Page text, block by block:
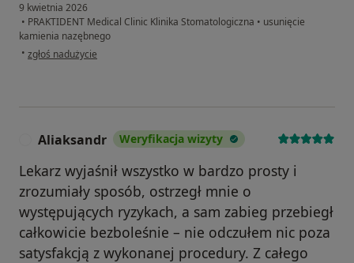
9 kwietnia 2026
• PRAKTIDENT Medical Clinic Klinika Stomatologiczna • usunięcie
kamienia nazębnego
• w opinii użytkownika Kamil
zgłoś nadużycie
Aliaksandr Weryfikacja wizyty
Lekarz wyjaśnił wszystko w bardzo prosty i
zrozumiały sposób, ostrzegł mnie o
występujących ryzykach, a sam zabieg przebiegł
całkowicie bezboleśnie – nie odczułem nic poza
satysfakcją z wykonanej procedury. Z całego